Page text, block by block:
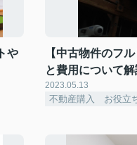
や
【中古物件のフ
と費用について解
2023.05.13
不動産購入 お役立